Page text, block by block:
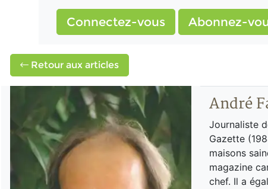
Connectez-vous Abonnez-
Retour aux articles
André
Journaliste
Gazette
maisons
magazine
chef. Il a